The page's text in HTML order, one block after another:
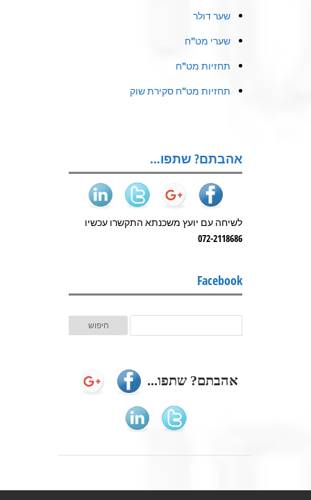
שער דולר
שערי מט"ח
תחזיות מט"ח
תחזיות מט"ח סקירת שוק
אהבתם? שתפו…
לשיחה עם יועץ משכנתא התקשרו עכשיו
072-2118686
Facebook
אהבתם? שתפו...